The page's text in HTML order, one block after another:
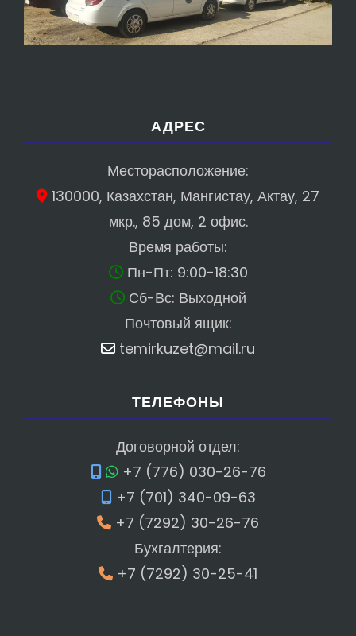
АДРЕС
Месторасположение:
130000, Казахстан, Мангистау, Актау, 27
мкр., 85 дом, 2 офис.
Время работы:
Пн-Пт: 9:00-18:30
Сб-Вс: Выходной
Почтовый ящик:
temirkuzet@mail.ru
ТЕЛЕФОНЫ
Договорной отдел:
+7 (776) 030-26-76
+7 (701) 340-09-63
+7 (7292) 30-26-76
Бухгалтерия:
+7 (7292) 30-25-41